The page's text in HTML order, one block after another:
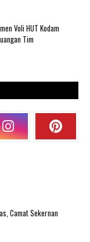
Voli HUT Kodam
Tim
Camat Sekernan